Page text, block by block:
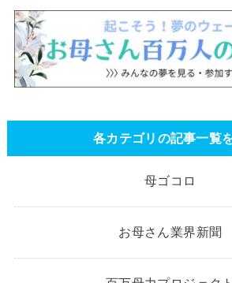
各カテゴリの記事一覧
母ゴコロ
お母さん業界新聞